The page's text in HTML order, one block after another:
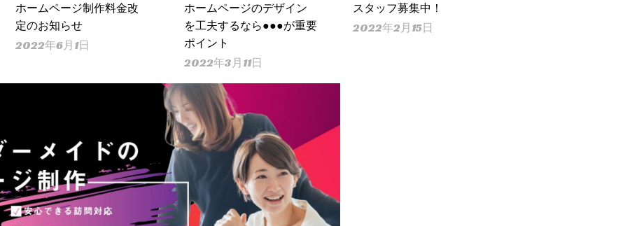
ホームページ制作料金改
定のお知らせ
2022年6月1日
ホームページのデザイン
を工夫するなら●●●が重要
ポイント
2022年3月11日
スタッフ募集中！
2022年2月15日